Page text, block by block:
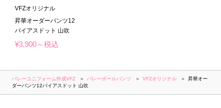
VFZオリジナル
昇華オーダーパンツ12
バイアスドット 山吹
¥3,900～税込
バレーユニフォーム作成VFZ バレーボールパンツ VFZオリジナル
昇華オー
ダーパンツ12バイアスドット 山吹